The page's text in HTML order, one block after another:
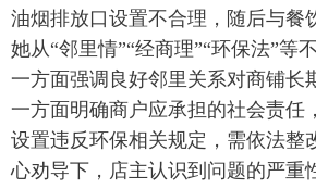
油烟排放口设置不合理，随后与餐
她从“邻里情”“经商理”“环保法”等
一方面强调良好邻里关系对商铺长
一方面明确商户应承担的社会责任
设置违反环保相关规定，需依法整
心劝导下，店主认识到问题的严重